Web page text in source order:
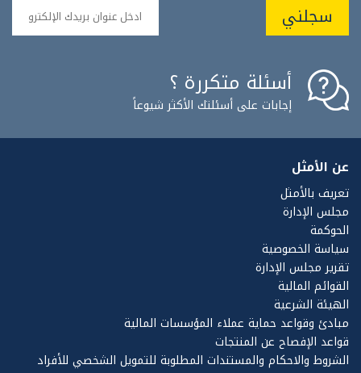
سجلني
أسئلة متكررة ؟
إجابات على أسئلتك الأكثر شيوعاً
عن الأمثل
تعريف بالأمثل
مجلس الإدارة
الحوكمة
سياسة الخصوصية
تقرير مجلس الإدارة
القوائم المالية
الهيئة الشرعية
مبادئ وقواعد حماية عملاء المؤسسات المالية
قواعد الإفصاح عن المنتجات
الشروط والاحكام والمستندات المطلوبة للتمويل الشخصي للأفراد